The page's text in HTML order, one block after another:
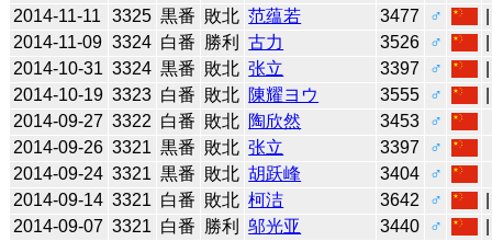
2014-11-11
3325 黒番 敗北 范蕴若 3477 ♂
2014-11-09 3324 白番 勝利 古力 3526 ♂
2014-10-31 3324 黒番 敗北 张立 3397 ♂
2014-10-19 3323 白番 敗北 陳耀ヨウ 3555 ♂
2014-09-27 3322 白番 敗北 陶欣然 3453
♂
2014-09-26 3321 黒番 敗北 张立 3397
♂
2014-09-24 3321 黒番 敗北 胡跃峰 3404
♂
2014-09-14 3321 白番 敗北 柯洁 3642 ♂
2014-09-07 3321 白番 勝利 邬光亚 3440 ♂